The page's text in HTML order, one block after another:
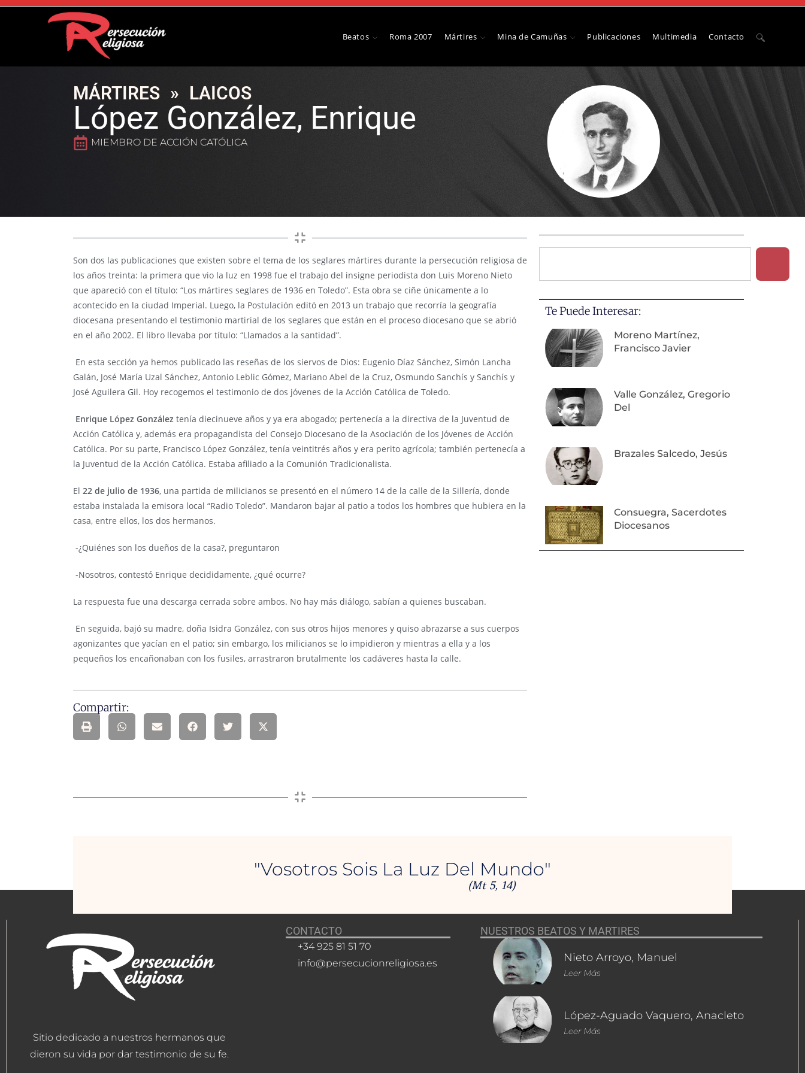
Beatos Roma 2007 Mártires Mina de Camuñas Publicaciones Multimedia Contacto
MÁRTIRES » LAICOS
López González, Enrique
MIEMBRO DE ACCIÓN CATÓLICA
Son dos las publicaciones que existen sobre el tema de los seglares mártires durante la persecución religiosa de
los años treinta: la primera que vio la luz en 1998 fue el trabajo del insigne periodista don Luis Moreno Nieto
que apareció con el título: “Los mártires seglares de 1936 en Toledo”. Esta obra se ciñe únicamente a lo
acontecido en la ciudad Imperial. Luego, la Postulación editó en 2013 un trabajo que recorría la geografía
diocesana presentando el testimonio martirial de los seglares que están en el proceso diocesano que se abrió
en el año 2002. El libro llevaba por título: “Llamados a la santidad”.
En esta sección ya hemos publicado las reseñas de los siervos de Dios: Eugenio Díaz Sánchez, Simón Lancha
Galán, José María Uzal Sánchez, Antonio Leblic Gómez, Mariano Abel de la Cruz, Osmundo Sanchís y Sanchís y
José Aguilera Gil. Hoy recogemos el testimonio de dos jóvenes de la Acción Católica de Toledo.
Enrique López González tenía diecinueve años y ya era abogado; pertenecía a la directiva de la Juventud de
Acción Católica y, además era propagandista del Consejo Diocesano de la Asociación de los Jóvenes de Acción
Católica. Por su parte, Francisco López González, tenía veintitrés años y era perito agrícola; también pertenecía a
la Juventud de la Acción Católica. Estaba afiliado a la Comunión Tradicionalista.
El 22 de julio de 1936, una partida de milicianos se presentó en el número 14 de la calle de la Sillería, donde
estaba instalada la emisora local “Radio Toledo”. Mandaron bajar al patio a todos los hombres que hubiera en la
casa, entre ellos, los dos hermanos.
-¿Quiénes son los dueños de la casa?, preguntaron
-Nosotros, contestó Enrique decididamente, ¿qué ocurre?
La respuesta fue una descarga cerrada sobre ambos. No hay más diálogo, sabían a quienes buscaban.
En seguida, bajó su madre, doña Isidra González, con sus otros hijos menores y quiso abrazarse a sus cuerpos
agonizantes que yacían en el patio; sin embargo, los milicianos se lo impidieron y mientras a ella y a los
pequeños los encañonaban con los fusiles, arrastraron brutalmente los cadáveres hasta la calle.
Compartir:
Te Puede Interesar:
Moreno Martínez,
Francisco Javier
Valle González, Gregorio
Del
Brazales Salcedo, Jesús
Consuegra, Sacerdotes
Diocesanos
"Vosotros Sois La Luz Del Mundo"
(Mt 5, 14)
Sitio dedicado a nuestros hermanos que
dieron su vida por dar testimonio de su fe.
CONTACTO
+34 925 81 51 70
info@persecucionreligiosa.es
NUESTROS BEATOS Y MARTIRES
Nieto Arroyo, Manuel
Leer Más
López-Aguado Vaquero, Anacleto
Leer Más